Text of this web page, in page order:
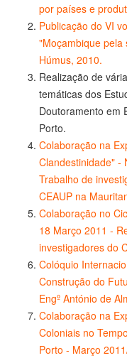
por países e
Publicação do VI
"Moçambique pela
Húmus, 2010.
Realização de
temáticas dos
Doutoramento em
Porto.
Colaboração na
Clandestinidade" -
Trabalho de
CEAUP na
Colaboração no
18 Março 2011 -
investigadores do
Colóquio
Construção do
Engº António de
Colaboração na
Coloniais no
Porto - Março